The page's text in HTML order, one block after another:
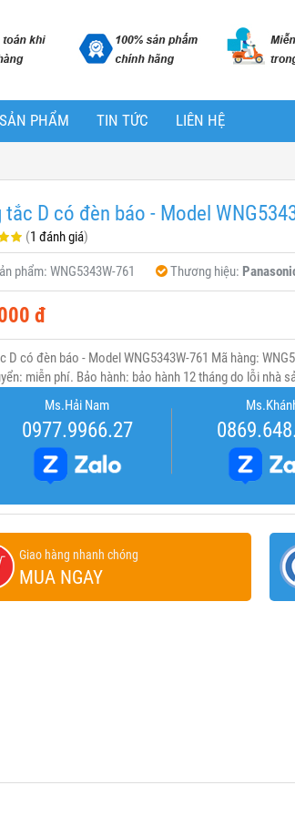
PHẨM TIN TỨC LIÊN HỆ
tắc D có đèn báo - Model
(1 đánh giá)
phẩm: WNG5343W-761 Thương hiệu:
đ
D có đèn báo - Model WNG5343W-761 Mã hàng:
miễn phí. Bảo hành: bảo hành 12 tháng do lỗi nhà
Ms.Hải Nam
0977.9966.27
Giao hàng nhanh chóng
MUA NGAY